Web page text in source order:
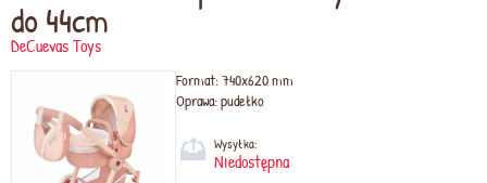
do 44cm
DeCuevas Toys
Format:740x620 mm
Oprawa:pudełko
Wysyłka:
Niedostępna